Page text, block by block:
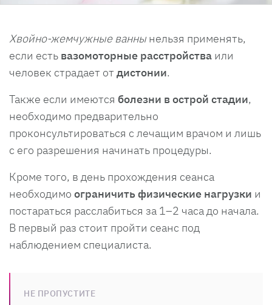
Хвойно-жемчужные ваннынельзя применять,
если есть вазомоторные расстройства или
человек страдает от дистонии.
Также если имеются болезни в острой стадии,
необходимо предварительно
проконсультироваться с лечащим врачом и лишь
с его разрешения начинать процедуры.
Кроме того, в день прохождения сеанса
необходимо ограничить физические нагрузки и
постараться расслабиться за 1–2 часа до начала.
В первый раз стоит пройти сеанс под
наблюдением специалиста.
НЕ ПРОПУСТИТЕ